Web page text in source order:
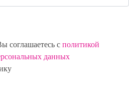
соглашаетесь с политикой
данных